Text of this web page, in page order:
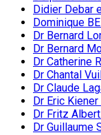
Didier Debar
Dominique
Dr Bernard
Dr Bernard
Dr Catherine
Dr Chantal
Dr Claude
Dr Eric
Dr Fritz
Dr Guillaume